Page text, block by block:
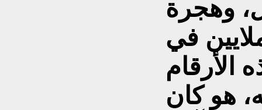
وهجرة
للخارج، و6 ملايين في
الأرقام
هو كان